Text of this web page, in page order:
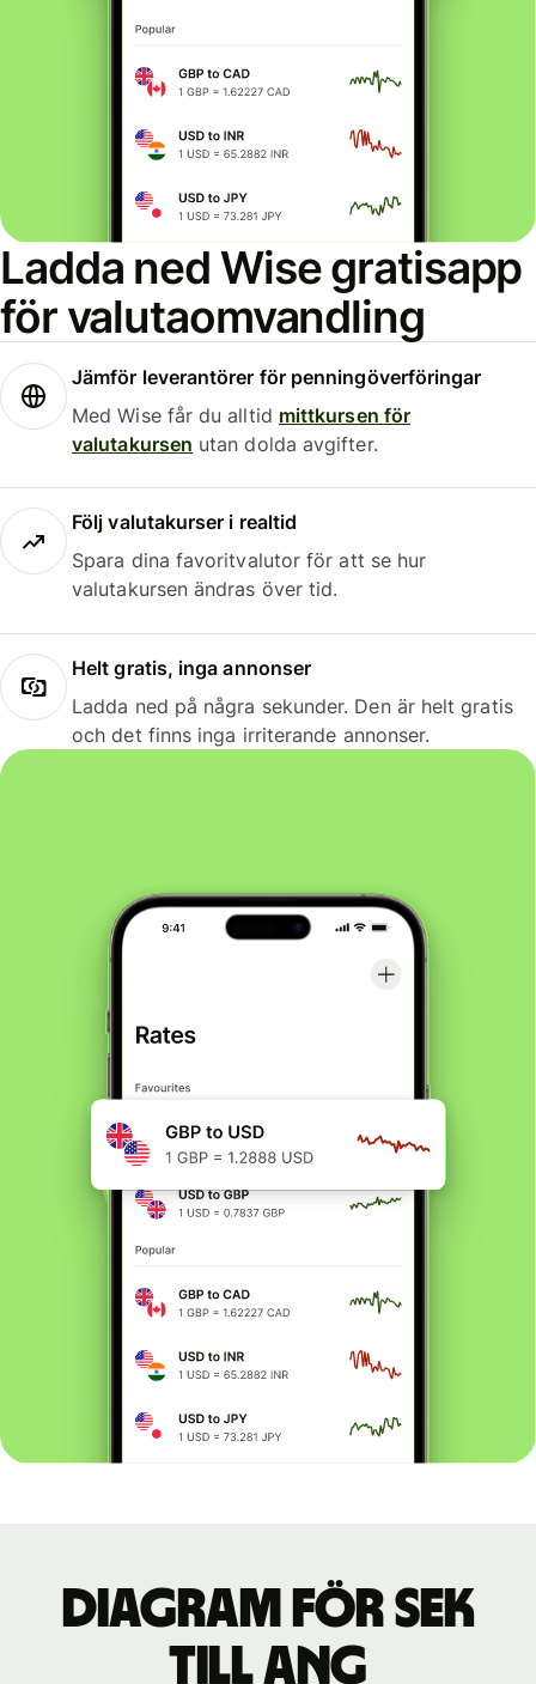
Ladda ned Wise gratisapp
för valutaomvandling
Jämför leverantörer för penningöverföringar
Med Wise får du alltid mittkursen för
valutakursen utan dolda avgifter.
Följ valutakurser i realtid
Spara dina favoritvalutor för att se hur
valutakursen ändras över tid.
Helt gratis, inga annonser
Ladda ned på några sekunder. Den är helt gratis
och det finns inga irriterande annonser.
Diagram för SEK
till ANG